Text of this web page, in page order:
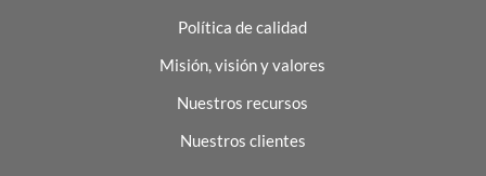
Política de calidad
Misión, visión y valores
Nuestros recursos
Nuestros clientes